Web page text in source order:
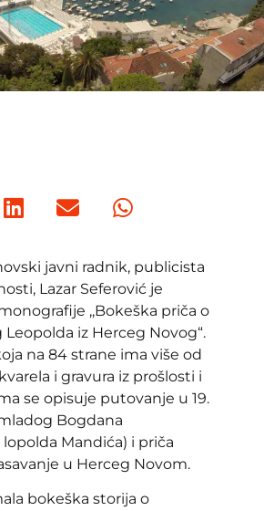
javni radnik, publicista
Lazar Seferović je
,,Bokeška priča o
iz Herceg Novog“.
na 84 strane ima više od
i gravura iz prošlosti i
se opisuje putovanje u 19.
Bogdana
Mandića) i priča
u Herceg Novom.
bokeška storija o